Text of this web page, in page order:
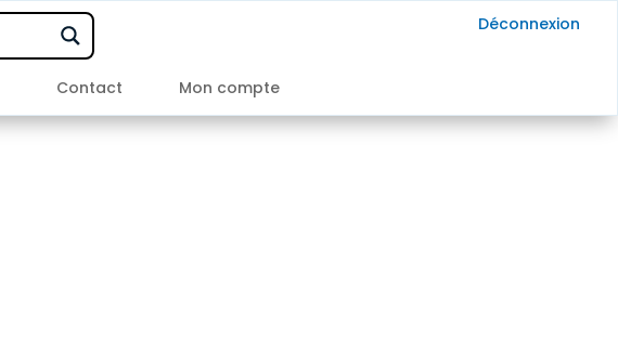
Déconnexion
Contact Mon compte